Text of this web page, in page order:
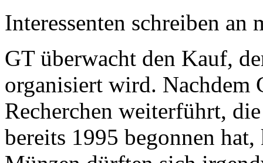
Interessenten schreiben
GT überwacht den Kauf,
organisiert wird. Nachdem
Recherchen weiterführt,
bereits 1995 begonnen